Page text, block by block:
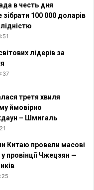
в честь дня
100 000 доларів
лідерів за
третя хвиля
ймовірно
– Шмигаль
Китаю провели масові
провінції Чжецзян —